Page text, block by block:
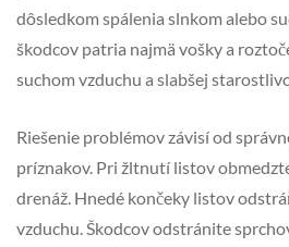
dôsledkom spálenia slnkom alebo
škodcov patria najmä vošky a
suchom vzduchu a slabšej
Riešenie problémov závisí od
príznakov. Pri žltnutí listov
drenáž. Hnedé končeky listov
vzduchu. Škodcov odstránite